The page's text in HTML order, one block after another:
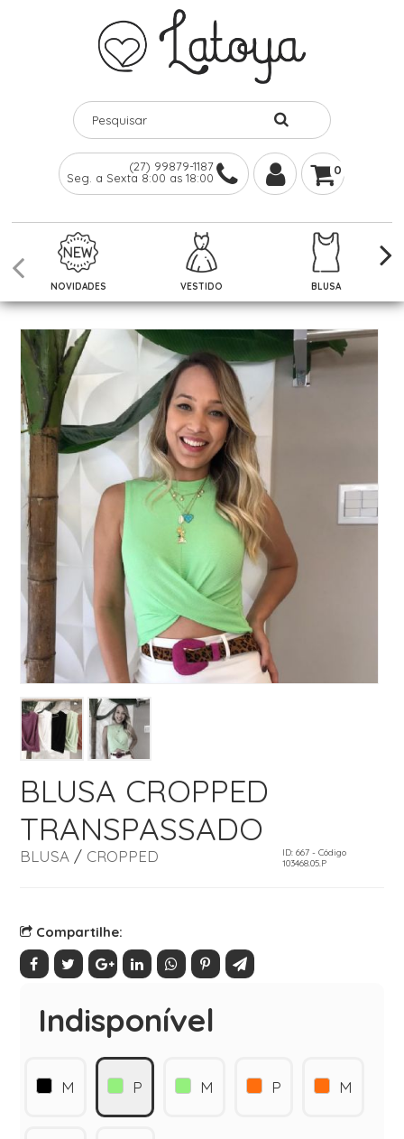
(27) 99879-1187
Seg. a Sexta 8:00 as 18:00
0
NOVIDADES VESTIDO BLUSA
BLUSA CROPPED
TRANSPASSADO
BLUSA/ CROPPED
ID: 667 - Código
103468.05.P
Compartilhe:
Indisponível
M P M P M